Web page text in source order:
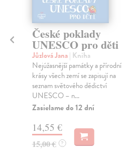
České poklady
UNESCO pro děti
Jůzlová Jana| Kniha
Nejúžasnější památky a přírodní
krásy všech zemí se zapisují na
seznam světového dědictví
UNESCO – n...
Zasielame do 12 dní
14,55 €
15,00 € ?